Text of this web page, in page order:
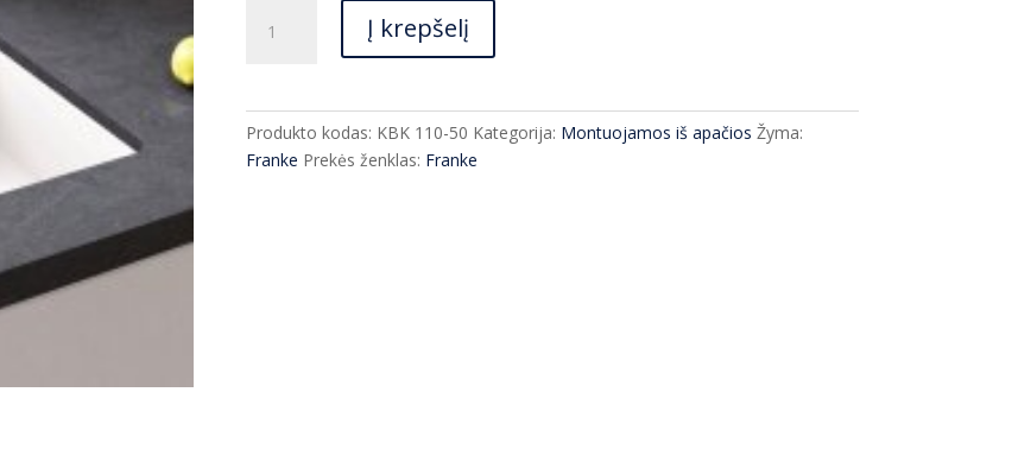
kiekis:
Franke
''KUBUS"
Į krepšelį
Produkto kodas: KBK 110-50 Kategorija: Montuojamos iš apačios Žyma:
Franke Prekės ženklas: Franke